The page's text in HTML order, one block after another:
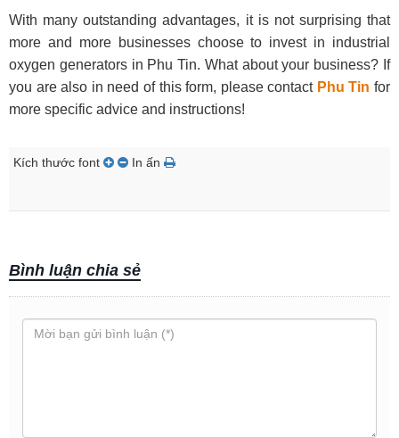
With many outstanding advantages, it is not surprising that
more and more businesses choose to invest in industrial
oxygen generators in Phu Tin. What about your business? If
you are also in need of this form, please contact Phu Tin for
more specific advice and instructions!
Kích thước font In ấn
Bình luận chia sẻ